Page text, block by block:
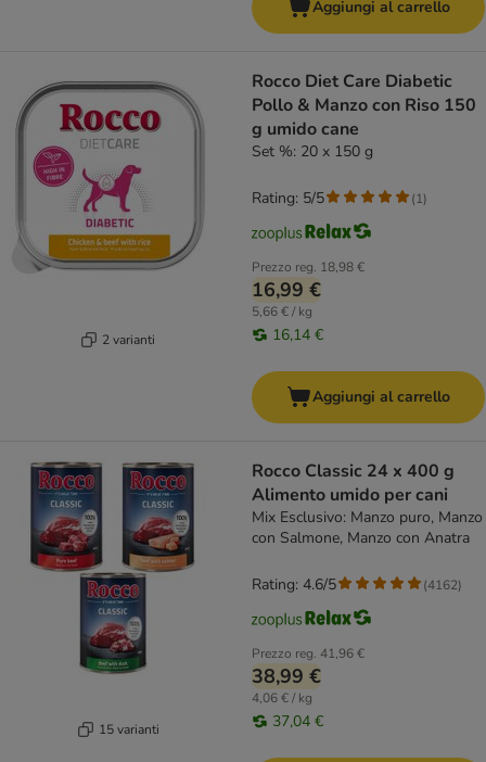
Aggiungi al carrello
2 varianti
Rocco Diet Care Diabetic
Pollo & Manzo con Riso 150
g umido cane
Set %: 20 x 150 g
Prezzo reg. 18,98 €
16,99 €
5,66 € / kg
16,14 €
Rating: 5/5 (1)
Aggiungi al carrello
15 varianti
Rocco Classic 24 x 400 g
Alimento umido per cani
Mix Esclusivo: Manzo puro, Manzo
con Salmone, Manzo con Anatra
Prezzo reg. 41,96 €
38,99 €
4,06 € / kg
37,04 €
Rating: 4.6/5 (4162)